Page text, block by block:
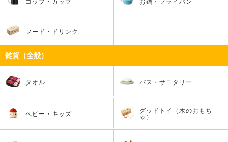
フード・ドリンク
雑貨（全般）
タオル バス・サニタリー
ベビー・キッズ
グッドトイ（木のおもち
ゃ）